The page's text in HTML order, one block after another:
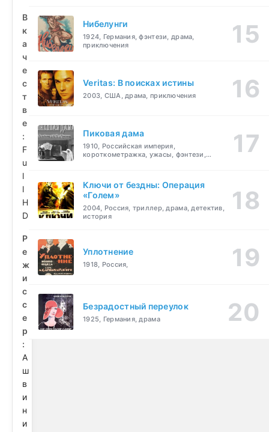
В
к
а
ч
е
с
т
в
е
:
F
u
l
l
H
D
Р
е
ж
и
с
с
е
р
:
А
ш
в
и
н
и
Нибелунги
1924, Германия, фэнтези, драма,
приключения
Veritas: В поисках истины
2003, США, драма, приключения
Пиковая дама
1910, Российская империя,
короткометражка, ужасы, фэнтези,
Ключи от бездны: Операция
«Голем»
2004, Россия, триллер, драма, детектив,
история
Уплотнение
1918, Россия,
Безрадостный переулок
1925, Германия, драма